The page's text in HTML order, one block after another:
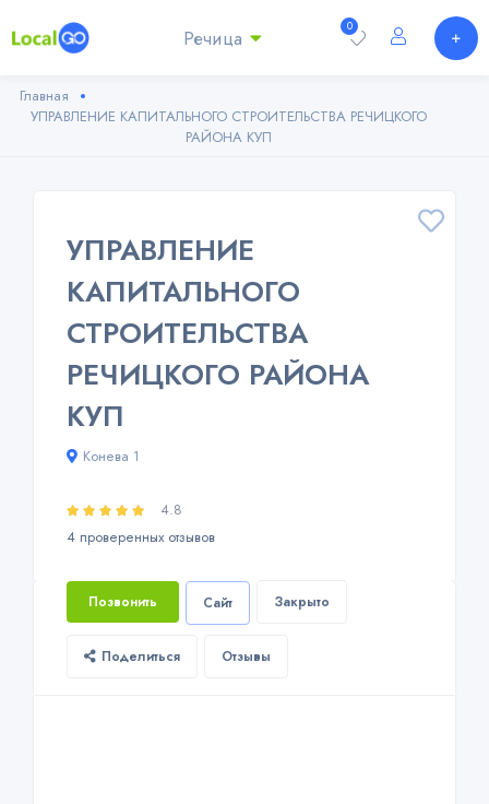
0
Речица
Главная
УПРАВЛЕНИЕ КАПИТАЛЬНОГО СТРОИТЕЛЬСТВА РЕЧИЦКОГО
РАЙОНА КУП
УПРАВЛЕНИЕ
КАПИТАЛЬНОГО
СТРОИТЕЛЬСТВА
РЕЧИЦКОГО РАЙОНА
КУП
Конева 1
4.8
4 проверенных отзывов
Позвонить Сайт Закрыто
Поделиться Отзывы